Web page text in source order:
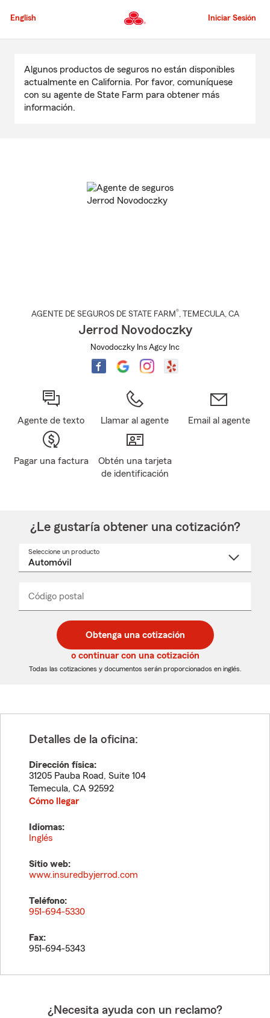
al
principal
English Iniciar Sesión
contenido
principal
Algunos productos de seguros no están disponibles
actualmente en California. Por favor, comuníquese
con su agente de State Farm para obtener más
información.
AGENTE DE SEGUROS DE STATE FARM®, TEMECULA, CA
Jerrod Novodoczky
Novodoczky Ins Agcy Inc
Agente de texto Llamar al agente Email al agente
Pagar una factura
Obtén una tarjeta
de identificación
¿Le gustaría obtener una cotización?
Seleccione un producto
desplegable
Código postal
de
5
dígitos
de
5
dígitos
_____
Obtenga una cotización
o continuar con una cotización
Todas las cotizaciones y documentos serán proporcionados en inglés.
Detalles de la oficina:
Dirección física:
31205 Pauba Road, Suite 104
Temecula, CA 92592
Cómo llegar
Idiomas:
Inglés
Sitio web:
www.insuredbyjerrod.com
Teléfono:
951-694-5330
Fax:
951-694-5343
¿Necesita ayuda con un reclamo?